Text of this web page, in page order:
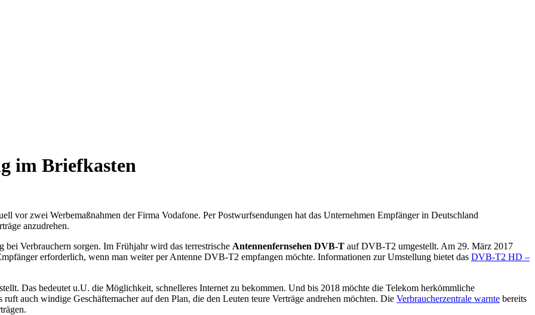
im Briefkasten
vor zwei Werbemaßnahmen der Firma Vodafone. Per Postwurfsendungen hat das Unternehmen Empfänger in Deutschland
anzudrehen.
bei Verbrauchern sorgen. Im Frühjahr wird das terrestrische Antennenfernsehen DVB-T auf DVB-T2 umgestellt. Am 29. März 2017
erforderlich, wenn man weiter per Antenne DVB-T2 empfangen möchte. Informationen zur Umstellung bietet das DVB-T2 HD –
Das bedeutet u.U. die Möglichkeit, schnelleres Internet zu bekommen. Und bis 2018 möchte die Telekom herkömmliche
auch windige Geschäftemacher auf den Plan, die den Leuten teure Verträge andrehen möchten. Die Verbraucherzentrale warnte bereits